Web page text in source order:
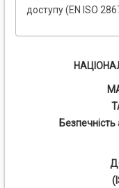
доступу (EN ISO